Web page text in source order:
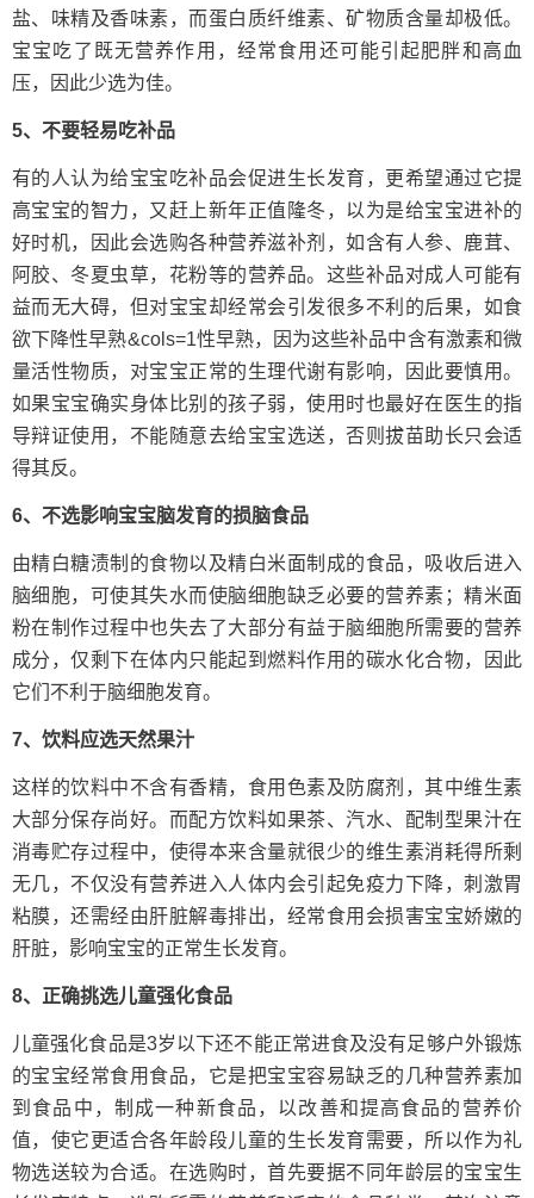
盐、味精及香味素，而蛋白质纤维素、矿物质含量却极低。
宝宝吃了既无营养作用，经常食用还可能引起肥胖和高血
压，因此少选为佳。
5、不要轻易吃补品
有的人认为给宝宝吃补品会促进生长发育，更希望通过它提
高宝宝的智力，又赶上新年正值隆冬，以为是给宝宝进补的
好时机，因此会选购各种营养滋补剂，如含有人参、鹿茸、
阿胶、冬夏虫草，花粉等的营养品。这些补品对成人可能有
益而无大碍，但对宝宝却经常会引发很多不利的后果，如食
欲下降性早熟&cols=1性早熟，因为这些补品中含有激素和微
量活性物质，对宝宝正常的生理代谢有影响，因此要慎用。
如果宝宝确实身体比别的孩子弱，使用时也最好在医生的指
导辩证使用，不能随意去给宝宝选送，否则拔苗助长只会适
得其反。
6、不选影响宝宝脑发育的损脑食品
由精白糖渍制的食物以及精白米面制成的食品，吸收后进入
脑细胞，可使其失水而使脑细胞缺乏必要的营养素；精米面
粉在制作过程中也失去了大部分有益于脑细胞所需要的营养
成分，仅剩下在体内只能起到燃料作用的碳水化合物，因此
它们不利于脑细胞发育。
7、饮料应选天然果汁
这样的饮料中不含有香精，食用色素及防腐剂，其中维生素
大部分保存尚好。而配方饮料如果茶、汽水、配制型果汁在
消毒贮存过程中，使得本来含量就很少的维生素消耗得所剩
无几，不仅没有营养进入人体内会引起免疫力下降，刺激胃
粘膜，还需经由肝脏解毒排出，经常食用会损害宝宝娇嫩的
肝脏，影响宝宝的正常生长发育。
8、正确挑选儿童强化食品
儿童强化食品是3岁以下还不能正常进食及没有足够户外锻炼
的宝宝经常食用食品，它是把宝宝容易缺乏的几种营养素加
到食品中，制成一种新食品，以改善和提高食品的营养价
值，使它更适合各年龄段儿童的生长发育需要，所以作为礼
物选送较为合适。在选购时，首先要据不同年龄层的宝宝生